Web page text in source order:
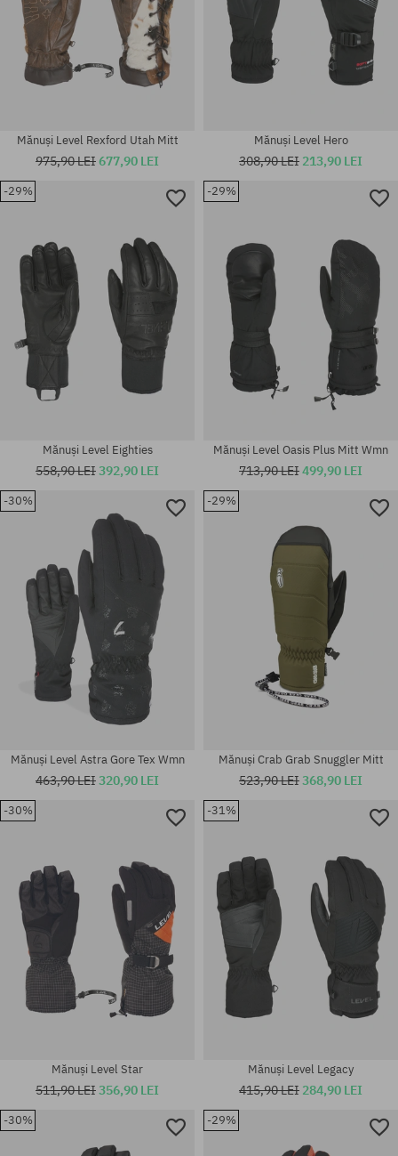
Mărimi existente:
Mănuși Level Rexford Utah Mitt
975,90 LEI677,90 LEI
Mărimi existente:
M; XL; 3XL; M-L
Mănuși Level Hero
308,90 LEI 213,90 LEI
-29%
Mănuși Level Eighties
558,90 LEI392,90 LEI
-29%
Mănuși Level Oasis Plus Mitt Wmn
713,90 LEI499,90 LEI
-30%
Mărimi existente:
Mănuși Level Astra Gore Tex Wmn
463,90 LEI320,90 LEI
-29%
Mărimi existente:
Mănuși Crab Grab Snuggler Mitt
523,90 LEI368,90 LEI
-30%
Mănuși Level Star
511,90 LEI356,90 LEI
-31%
Mănuși Level Legacy
415,90 LEI 284,90 LEI
-30% -29%